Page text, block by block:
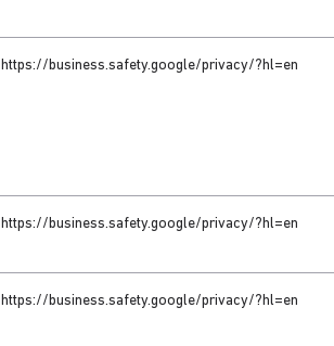
https://business.safety.google/privacy/?hl=en
https://business.safety.google/privacy/?hl=en
https://business.safety.google/privacy/?hl=en